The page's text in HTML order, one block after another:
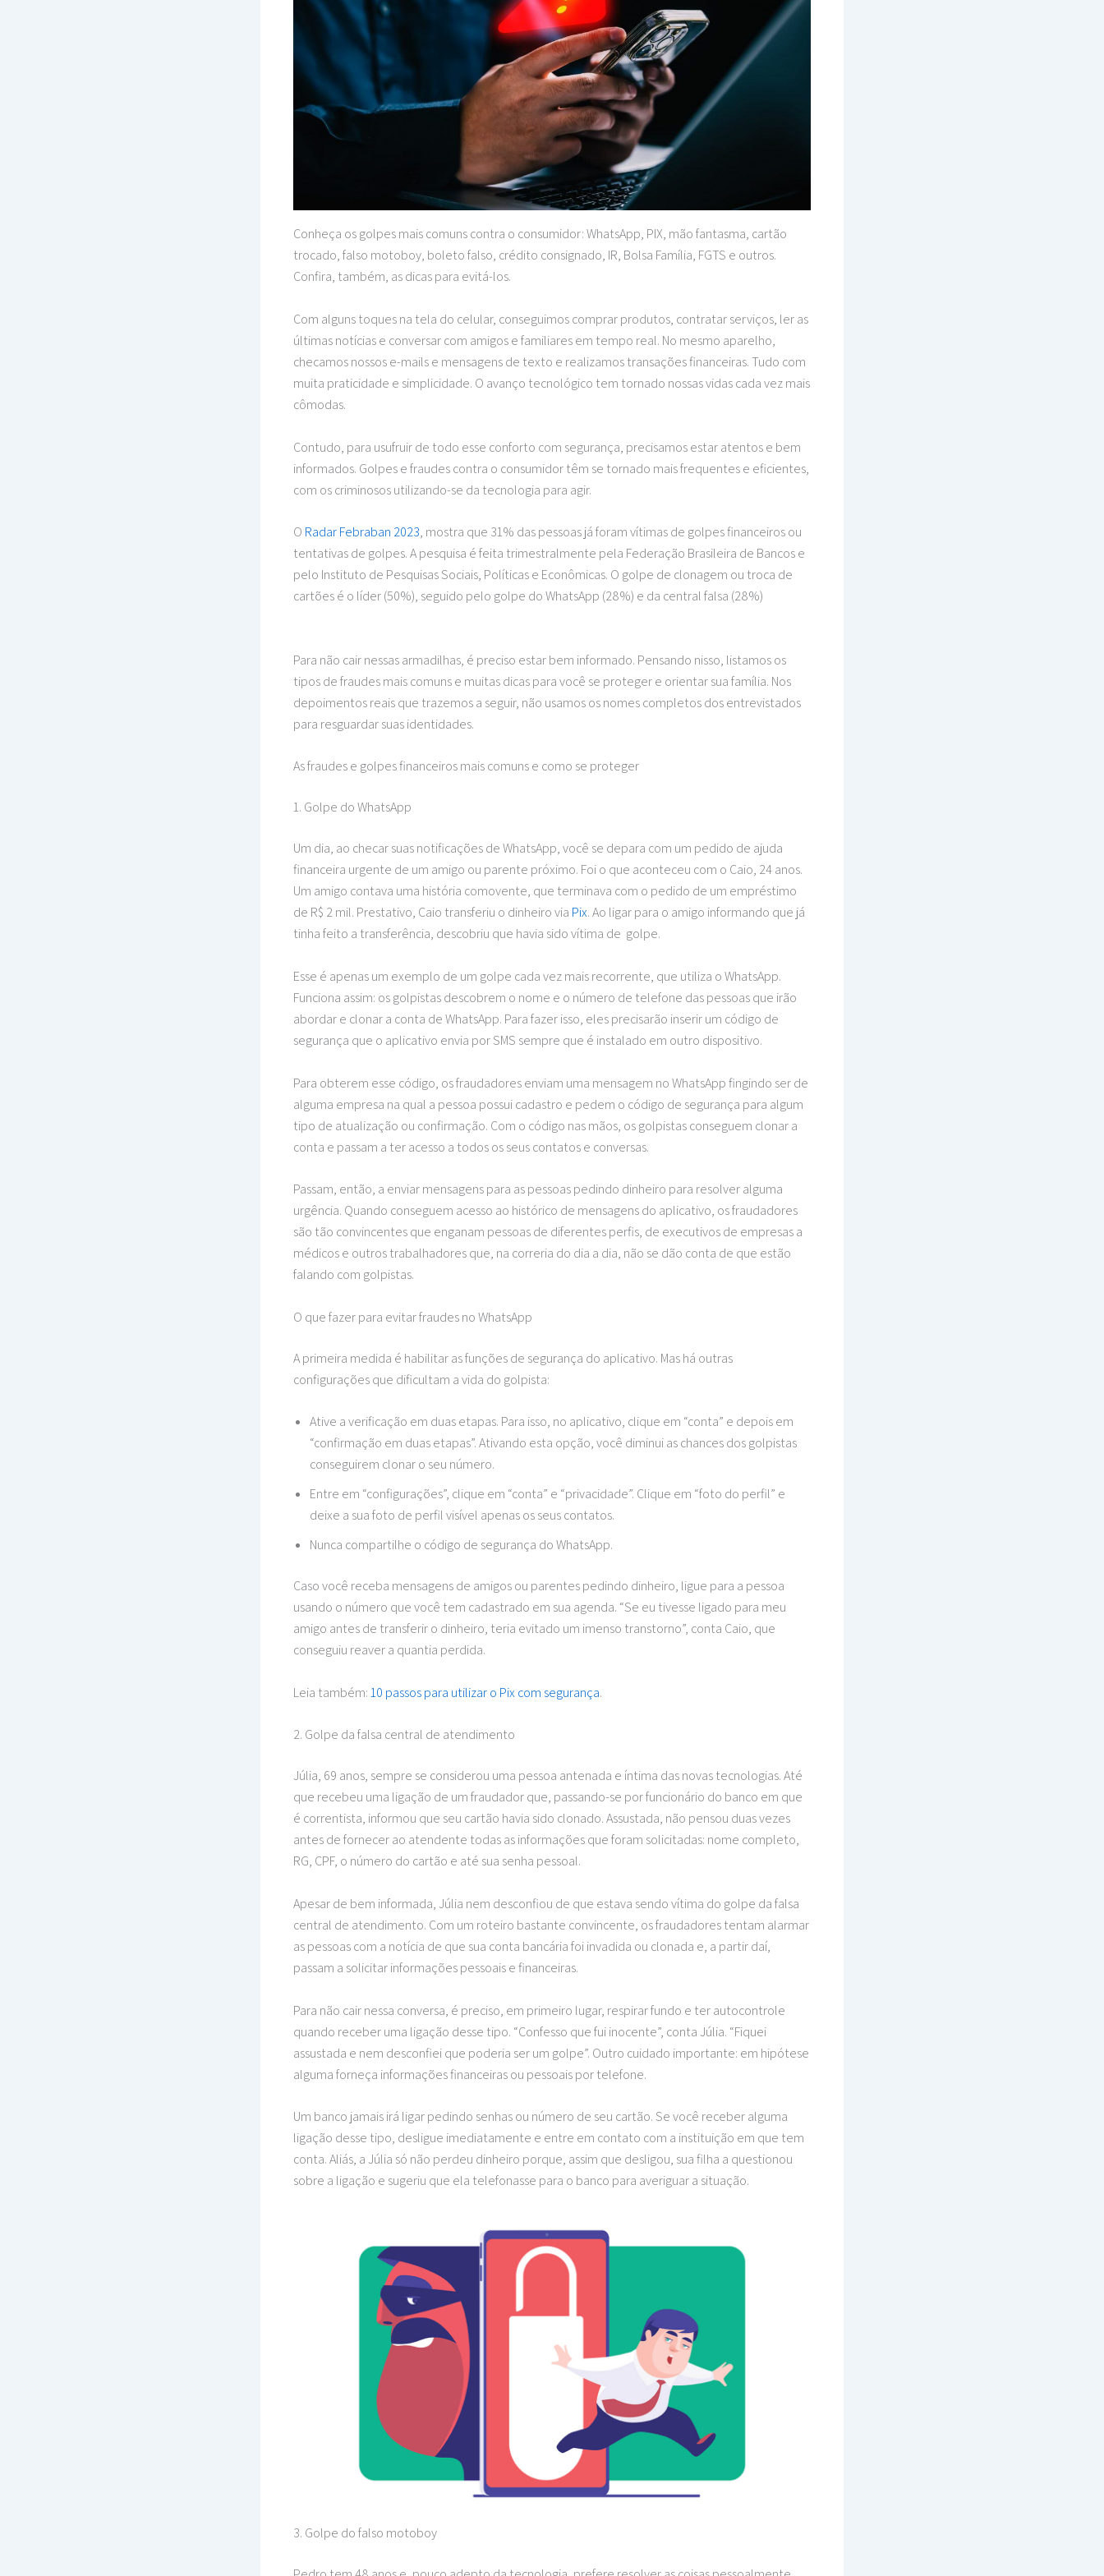
Conheça os golpes mais comuns contra o consumidor: WhatsApp, PIX, mão fantasma, cartão
trocado, falso motoboy, boleto falso, crédito consignado, IR, Bolsa Família, FGTS e outros.
Confira, também, as dicas para evitá-los.
Com alguns toques na tela do celular, conseguimos comprar produtos, contratar serviços, ler as
últimas notícias e conversar com amigos e familiares em tempo real. No mesmo aparelho,
checamos nossos e-mails e mensagens de texto e realizamos transações financeiras. Tudo com
muita praticidade e simplicidade. O avanço tecnológico tem tornado nossas vidas cada vez mais
cômodas.
Contudo, para usufruir de todo esse conforto com segurança, precisamos estar atentos e bem
informados. Golpes e fraudes contra o consumidor têm se tornado mais frequentes e eficientes,
com os criminosos utilizando-se da tecnologia para agir.
O Radar Febraban 2023, mostra que 31% das pessoas já foram vítimas de golpes financeiros ou
tentativas de golpes. A pesquisa é feita trimestralmente pela Federação Brasileira de Bancos e
pelo Instituto de Pesquisas Sociais, Políticas e Econômicas. O golpe de clonagem ou troca de
cartões é o líder (50%), seguido pelo golpe do WhatsApp (28%) e da central falsa (28%)
Para não cair nessas armadilhas, é preciso estar bem informado. Pensando nisso, listamos os
tipos de fraudes mais comuns e muitas dicas para você se proteger e orientar sua família. Nos
depoimentos reais que trazemos a seguir, não usamos os nomes completos dos entrevistados
para resguardar suas identidades.
As fraudes e golpes financeiros mais comuns e como se proteger
1. Golpe do WhatsApp
Um dia, ao checar suas notificações de WhatsApp, você se depara com um pedido de ajuda
financeira urgente de um amigo ou parente próximo. Foi o que aconteceu com o Caio, 24 anos.
Um amigo contava uma história comovente, que terminava com o pedido de um empréstimo
de R$ 2 mil. Prestativo, Caio transferiu o dinheiro via Pix. Ao ligar para o amigo informando que já
tinha feito a transferência, descobriu que havia sido vítima de golpe.
Esse é apenas um exemplo de um golpe cada vez mais recorrente, que utiliza o WhatsApp.
Funciona assim: os golpistas descobrem o nome e o número de telefone das pessoas que irão
abordar e clonar a conta de WhatsApp. Para fazer isso, eles precisarão inserir um código de
segurança que o aplicativo envia por SMS sempre que é instalado em outro dispositivo.
Para obterem esse código, os fraudadores enviam uma mensagem no WhatsApp fingindo ser de
alguma empresa na qual a pessoa possui cadastro e pedem o código de segurança para algum
tipo de atualização ou confirmação. Com o código nas mãos, os golpistas conseguem clonar a
conta e passam a ter acesso a todos os seus contatos e conversas.
Passam, então, a enviar mensagens para as pessoas pedindo dinheiro para resolver alguma
urgência. Quando conseguem acesso ao histórico de mensagens do aplicativo, os fraudadores
são tão convincentes que enganam pessoas de diferentes perfis, de executivos de empresas a
médicos e outros trabalhadores que, na correria do dia a dia, não se dão conta de que estão
falando com golpistas.
O que fazer para evitar fraudes no WhatsApp
A primeira medida é habilitar as funções de segurança do aplicativo. Mas há outras
configurações que dificultam a vida do golpista:
Ative a verificação em duas etapas. Para isso, no aplicativo, clique em “conta” e depois em
“confirmação em duas etapas”. Ativando esta opção, você diminui as chances dos golpistas
conseguirem clonar o seu número.
Entre em “configurações”, clique em “conta” e “privacidade”. Clique em “foto do perfil” e
deixe a sua foto de perfil visível apenas os seus contatos.
Nunca compartilhe o código de segurança do WhatsApp.
Caso você receba mensagens de amigos ou parentes pedindo dinheiro, ligue para a pessoa
usando o número que você tem cadastrado em sua agenda. “Se eu tivesse ligado para meu
amigo antes de transferir o dinheiro, teria evitado um imenso transtorno”, conta Caio, que
conseguiu reaver a quantia perdida.
Leia também:10 passos para utilizar o Pix com segurança.
2. Golpe da falsa central de atendimento
Júlia, 69 anos, sempre se considerou uma pessoa antenada e íntima das novas tecnologias. Até
que recebeu uma ligação de um fraudador que, passando-se por funcionário do banco em que
é correntista, informou que seu cartão havia sido clonado. Assustada, não pensou duas vezes
antes de fornecer ao atendente todas as informações que foram solicitadas: nome completo,
RG, CPF, o número do cartão e até sua senha pessoal.
Apesar de bem informada, Júlia nem desconfiou de que estava sendo vítima do golpe da falsa
central de atendimento. Com um roteiro bastante convincente, os fraudadores tentam alarmar
as pessoas com a notícia de que sua conta bancária foi invadida ou clonada e, a partir daí,
passam a solicitar informações pessoais e financeiras.
Para não cair nessa conversa, é preciso, em primeiro lugar, respirar fundo e ter autocontrole
quando receber uma ligação desse tipo. “Confesso que fui inocente”, conta Júlia. “Fiquei
assustada e nem desconfiei que poderia ser um golpe”. Outro cuidado importante: em hipótese
alguma forneça informações financeiras ou pessoais por telefone.
Um banco jamais irá ligar pedindo senhas ou número de seu cartão. Se você receber alguma
ligação desse tipo, desligue imediatamente e entre em contato com a instituição em que tem
conta. Aliás, a Júlia só não perdeu dinheiro porque, assim que desligou, sua filha a questionou
sobre a ligação e sugeriu que ela telefonasse para o banco para averiguar a situação.
3. Golpe do falso motoboy